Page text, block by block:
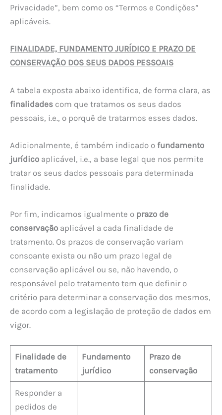
Privacidade”, bem como os “Termos e Condições”
aplicáveis.
FINALIDADE, FUNDAMENTO JURÍDICO E PRAZO DE
CONSERVAÇÃO DOS SEUS DADOS PESSOAIS
A tabela exposta abaixo identifica, de forma clara, as
finalidades com que tratamos os seus dados
pessoais, i.e., o porquê de tratarmos esses dados.
Adicionalmente, é também indicado o fundamento
jurídico aplicável, i.e., a base legal que nos permite
tratar os seus dados pessoais para determinada
finalidade.
Por fim, indicamos igualmente o prazo de
conservação aplicável a cada finalidade de
tratamento. Os prazos de conservação variam
consoante exista ou não um prazo legal de
conservação aplicável ou se, não havendo, o
responsável pelo tratamento tem que definir o
critério para determinar a conservação dos mesmos,
de acordo com a legislação de proteção de dados em
vigor.
Finalidade de
tratamento
Fundamento
jurídico
Prazo de
conservação
Responder a
pedidos de